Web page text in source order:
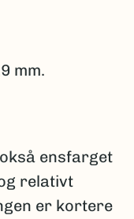
mm.
ensfarget
relativt
er kortere